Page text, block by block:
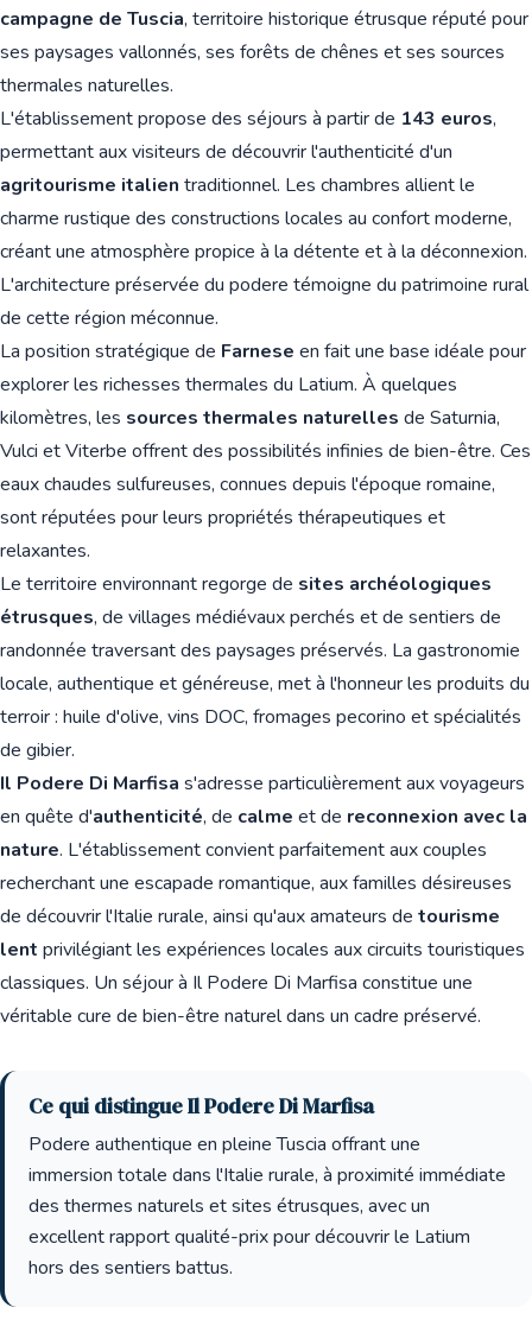
campagne de Tuscia, territoire historique étrusque réputé pour
ses paysages vallonnés, ses forêts de chênes et ses sources
thermales naturelles.
L'établissement propose des séjours à partir de 143 euros,
permettant aux visiteurs de découvrir l'authenticité d'un
agritourisme italien traditionnel. Les chambres allient le
charme rustique des constructions locales au confort moderne,
créant une atmosphère propice à la détente et à la déconnexion.
L'architecture préservée du podere témoigne du patrimoine rural
de cette région méconnue.
La position stratégique de Farnese en fait une base idéale pour
explorer les richesses thermales du Latium. À quelques
kilomètres, les sources thermales naturelles de Saturnia,
Vulci et Viterbe offrent des possibilités infinies de bien-être. Ces
eaux chaudes sulfureuses, connues depuis l'époque romaine,
sont réputées pour leurs propriétés thérapeutiques et
relaxantes.
Le territoire environnant regorge de sites archéologiques
étrusques, de villages médiévaux perchés et de sentiers de
randonnée traversant des paysages préservés. La gastronomie
locale, authentique et généreuse, met à l'honneur les produits du
terroir : huile d'olive, vins DOC, fromages pecorino et spécialités
de gibier.
Il Podere Di Marfisa s'adresse particulièrement aux voyageurs
en quête d'authenticité, de calme et de reconnexion avec la
nature. L'établissement convient parfaitement aux couples
recherchant une escapade romantique, aux familles désireuses
de découvrir l'Italie rurale, ainsi qu'aux amateurs de tourisme
lent privilégiant les expériences locales aux circuits touristiques
classiques. Un séjour à Il Podere Di Marfisa constitue une
véritable cure de bien-être naturel dans un cadre préservé.
Ce qui distingue Il Podere Di Marfisa
Podere authentique en pleine Tuscia offrant une
immersion totale dans l'Italie rurale, à proximité immédiate
des thermes naturels et sites étrusques, avec un
excellent rapport qualité-prix pour découvrir le Latium
hors des sentiers battus.